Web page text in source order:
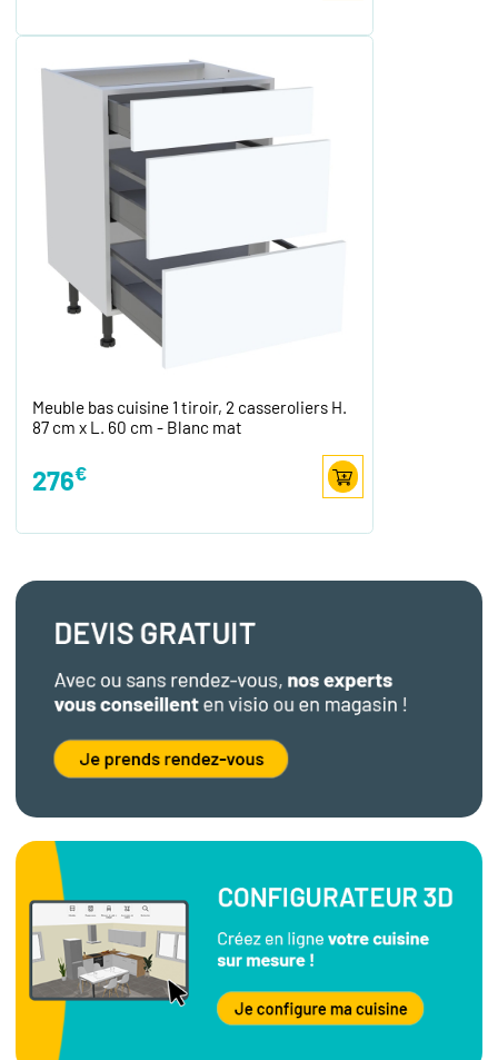
Meuble bas cuisine 1 tiroir, 2 casseroliers H.
87 cm x L. 60 cm - Blanc mat
276€